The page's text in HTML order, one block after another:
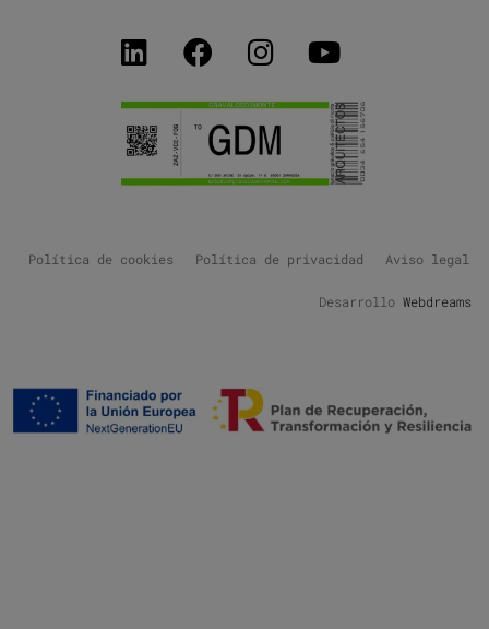
Política de cookies Política de privacidad Aviso legal
Desarrollo Webdreams